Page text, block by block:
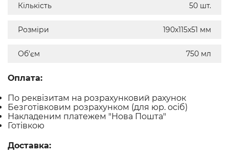
Кількість 50 шт.
Розміри 190х115х51 мм
Об'єм 750 мл
Оплата:
По реквізитам на розрахунковий рахунок
Безготівковим розрахунком (для юр. осіб)
Накладеним платежем "Нова Пошта"
Готівкою
Доставка: